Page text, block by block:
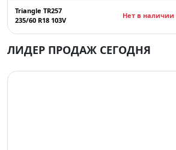
Triangle TR257
235/60 R18 103V
Нет в наличии
ЛИДЕР ПРОДАЖ СЕГОДНЯ